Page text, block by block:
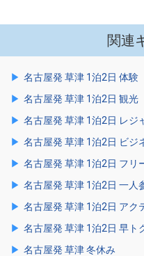
関連
名古屋発 草津 1泊2日 体験
名古屋発 草津 1泊2日 観光
名古屋発 草津 1泊2日 レジ
名古屋発 草津 1泊2日 ビジ
名古屋発 草津 1泊2日 フリ
名古屋発 草津 1泊2日 一人
名古屋発 草津 1泊2日 アク
名古屋発 草津 1泊2日 早ト
名古屋発 草津 冬休み